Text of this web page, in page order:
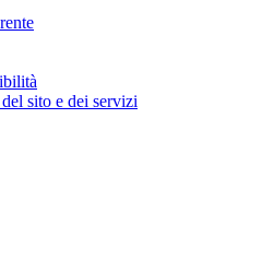
sito e dei servizi